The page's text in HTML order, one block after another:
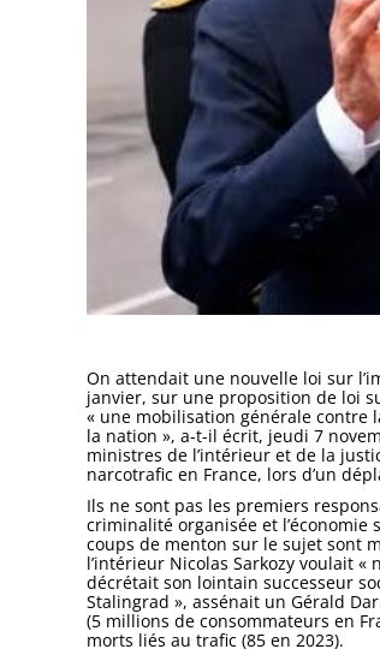
On attendait une nouvelle loi sur
janvier, sur une proposition de loi
« une mobilisation générale contre
la nation », a-t-il écrit, jeudi 7
ministres de l’intérieur et de la
narcotrafic en France, lors d’un
Ils ne sont pas les premiers
criminalité organisée et
coups de menton sur le sujet sont
l’intérieur Nicolas Sarkozy voulait «
décrétait son lointain successeur
Stalingrad », assénait un Gérald
(5 millions de consommateurs en
morts liés au trafic (85 en 2023).